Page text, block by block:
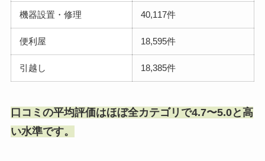
機器設置・修理 40,117件
便利屋 18,595件
引越し 18,385件
口コミの平均評価はほぼ全カテゴリで4.7〜5.0と高
い水準です。